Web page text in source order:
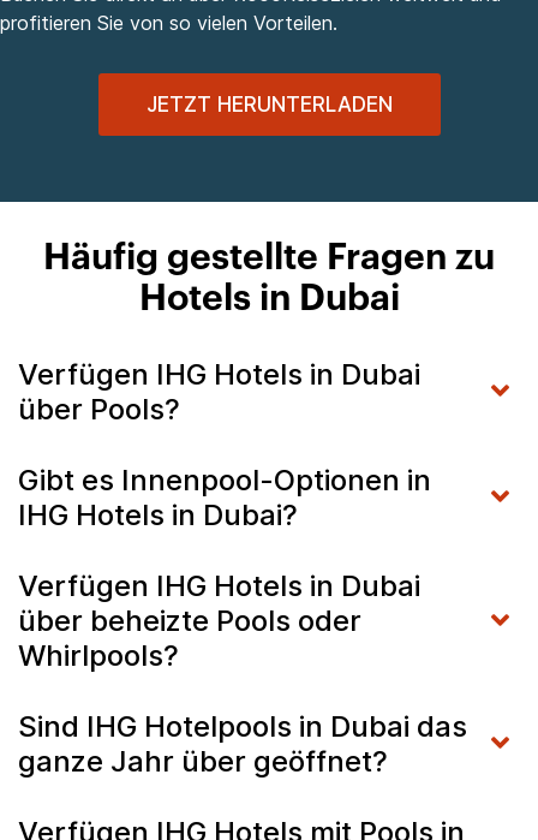
profitieren Sie von so vielen Vorteilen.
JETZT HERUNTERLADEN
Häufig gestellte Fragen zu
Hotels in Dubai
Verfügen IHG Hotels in Dubai
über Pools?
Gibt es Innenpool-Optionen in
IHG Hotels in Dubai?
Verfügen IHG Hotels in Dubai
über beheizte Pools oder
Whirlpools?
Sind IHG Hotelpools in Dubai das
ganze Jahr über geöffnet?
Verfügen IHG Hotels mit Pools in